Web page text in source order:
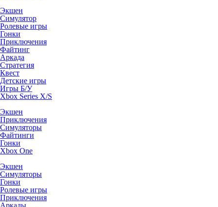
Экшен
Симулятор
Ролевые игры
Гонки
Приключения
Файтинг
Аркада
Стратегия
Квест
Детские игры
Игры Б/У
Xbox Series X/S
Экшен
Приключения
Симуляторы
Файтинги
Гонки
Xbox One
Экшен
Симуляторы
Гонки
Ролевые игры
Приключения
Аркады